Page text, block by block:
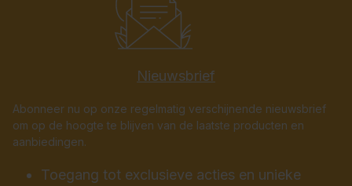
Nieuwsbrief
Abonneer nu op onze regelmatig verschijnende nieuwsbrief
om op de hoogte te blijven van de laatste producten en
aanbiedingen.
Toegang tot exclusieve acties en unieke